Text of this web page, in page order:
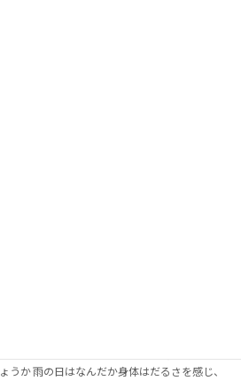
ょうか 雨の日はなんだか身体はだるさを感じ、